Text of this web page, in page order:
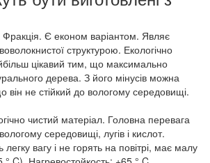
Фракція. Є економ варіантом. Являє
структурою. Екологічно
цікавий тим, що максимально
дерева. З його мінусів можна
він не стійкий до вологому середовищі.
чистий матеріал. Головна перевага
середовищі, лугів і кислот.
вагу і не горять на повітрі, має малу